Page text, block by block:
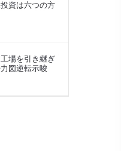
資は六つの方
場を引き継ぎ
図逆転示唆